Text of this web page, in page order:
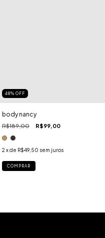
48% OFF
body nancy
R$189,00 R$99,00
2 x de R$49,50 sem juros
COMPRAR